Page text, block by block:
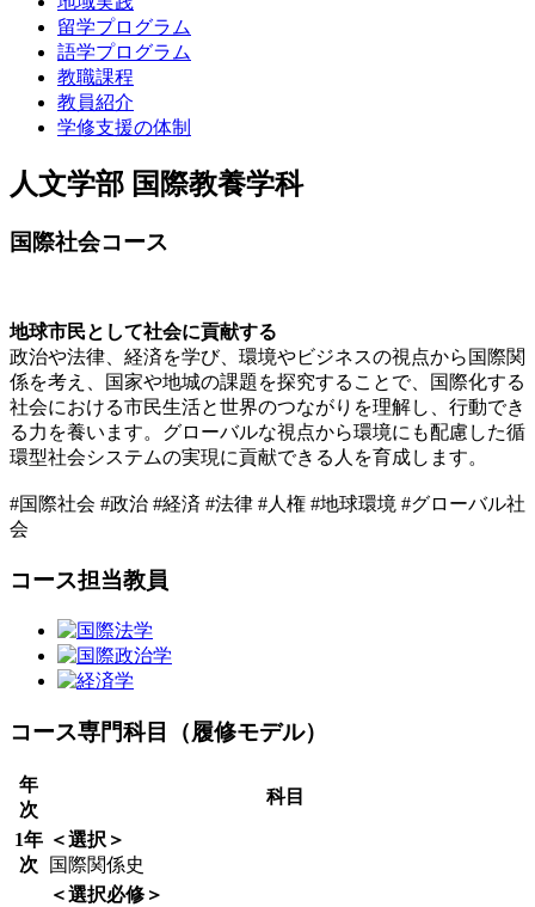
留学プログラム
語学プログラム
教職課程
教員紹介
学修支援の体制
人文学部 国際教養学科
国際社会コース
地球市民として社会に貢献する
政治や法律、経済を学び、環境やビジネスの視点から国際関
係を考え、国家や地城の課題を探究することで、国際化する
社会における市民生活と世界のつながりを理解し、行動でき
る力を養います。グローバルな視点から環境にも配慮した循
環型社会システムの実現に貢献できる人を育成します。
#国際社会 #政治 #経済 #法律 #人権 #地球環境 #グローバル社
会
コース担当教員
コース専門科目（履修モデル）
年
次
科目
1年
次
＜選択＞
国際関係史
＜選択必修＞